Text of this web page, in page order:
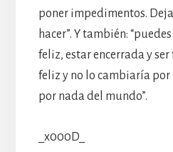
poner impedimentos.
hacer”. Y también:
feliz, estar encerrada y ser
feliz y no lo cambiaría
por nada del mundo”.
_x000D_